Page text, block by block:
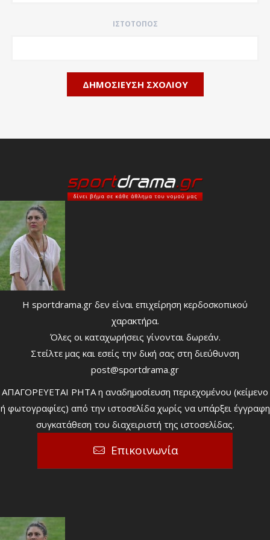
ΙΣΤΌΤΟΠΟΣ
Η sportdrama.gr δεν είναι επιχείρηση κερδοσκοπικού
χαρακτήρα.
Όλες οι καταχωρήσεις γίνονται δωρεάν.
Στείλτε μας και εσείς την δική σας στη διεύθυνση
post@sportdrama.gr
ΑΠΑΓΟΡΕΥΕΤΑΙ ΡΗΤΑ η αναδημοσίευση περιεχομένου (κείμενο
ή φωτογραφίες) από την ιστοσελίδα χωρίς να υπάρξει έγγραφη
συγκατάθεση του διαχειριστή της ιστοσελίδας.
Επικοινωνία